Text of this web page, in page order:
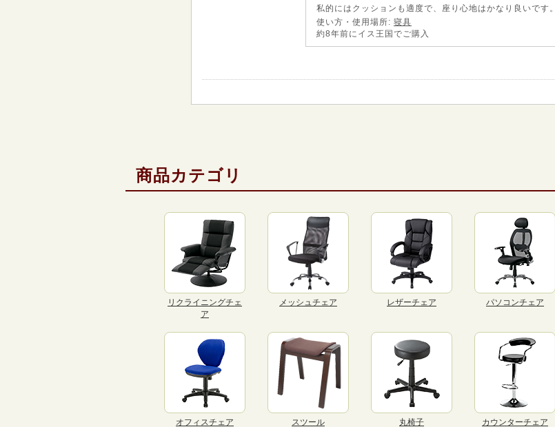
私的にはクッションも適度で、座り心地はかなり良いです。
使い方・使用場所: 寝具
約8年前にイス王国でご購入
商品カテゴリ
リクライニングチェ
ア
メッシュチェア レザーチェア パソコンチェア
オフィスチェア スツール 丸椅子 カウンターチェア